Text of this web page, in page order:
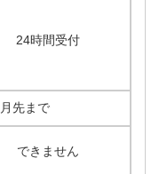
24時間受付
先まで
できません